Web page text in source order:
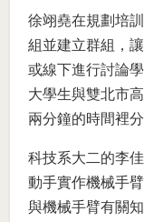
徐翊堯在規劃培
組並建立群組，
或線下進行討論
大學生與雙北市
兩分鐘的時間裡
科技系大二的李
動手實作機械手
與機械手臂有關